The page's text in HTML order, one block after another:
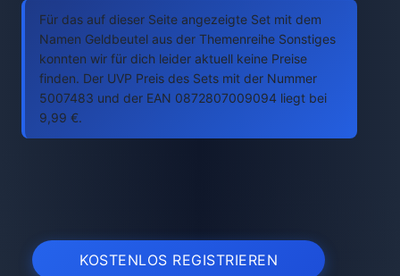
Für das auf dieser Seite angezeigte Set mit dem
Namen Geldbeutel aus der Themenreihe Sonstiges
konnten wir für dich leider aktuell keine Preise
finden. Der UVP Preis des Sets mit der Nummer
5007483 und der EAN 0872807009094 liegt bei
9,99 €.
KOSTENLOS REGISTRIEREN